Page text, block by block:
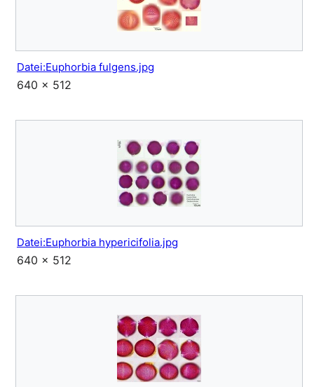
Datei:Euphorbia fulgens.jpg
640 × 512
Datei:Euphorbia hypericifolia.jpg
640 × 512